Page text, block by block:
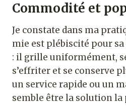
Commodité et
Je constate dans ma
mie est plébiscité pour
: il grille uniformément,
s’effriter et se conserve
un service rapide ou un
semble être la solution la